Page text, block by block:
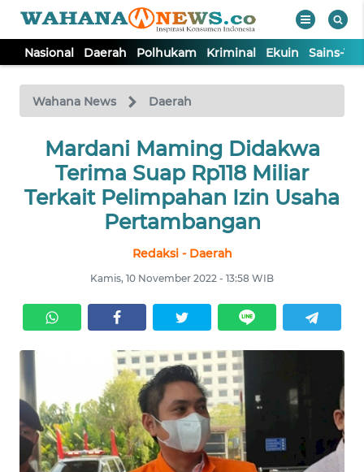
Nasional Daerah Polhukam Kriminal Ekuin Sains-
Wahana News Daerah
Mardani Maming Didakwa
Terima Suap Rp118 Miliar
Terkait Pelimpahan Izin Usaha
Pertambangan
Redaksi - Daerah
Kamis, 10 November 2022 - 13:58 WIB
TV
Tutup
NASIONAL
DAERAH
EKUIN
SAINS-TEKNO
KESEHATAN
INTERNASIONAL